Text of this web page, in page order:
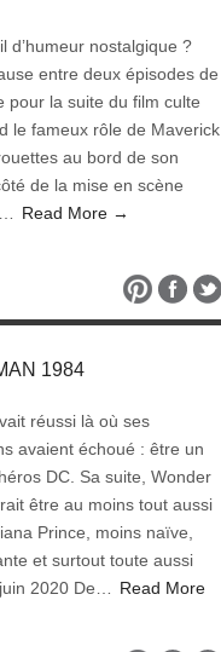
d’humeur nostalgique ?
entre deux épisodes de
pour la suite du film culte
le fameux rôle de Maverick
au bord de son
de la mise en scène
Read More →
1984
réussi là où ses
avaient échoué : être un
DC. Sa suite, Wonder
être au moins tout aussi
Prince, moins naïve,
et surtout toute aussi
2020 De…
Read More